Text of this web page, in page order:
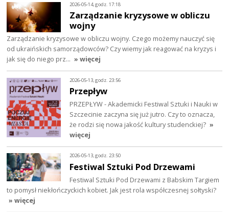
2026-05-14, godz. 17:18
Zarządzanie kryzysowe w obliczu
wojny
Zarządzanie kryzysowe w obliczu wojny. Czego możemy nauczyć się
od ukraińskich samorządowców? Czy wiemy jak reagować na kryzys i
jak się do niego prz… » więcej
2026-05-13, godz. 23:56
Przepływ
PRZEPŁYW - Akademicki Festiwal Sztuki i Nauki w
Szczecinie zaczyna się już jutro. Czy to oznacza,
że rodzi się nowa jakość kultury studenckiej? »
więcej
2026-05-13, godz. 23:50
Festiwal Sztuki Pod Drzewami
Festiwal Sztuki Pod Drzewami z Babskim Targiem
to pomysł niekłończyckich kobiet. Jak jest rola współczesnej sołtyski?
» więcej